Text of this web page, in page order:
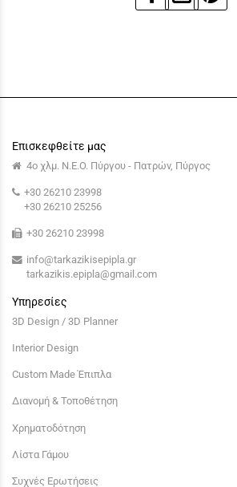
Επισκεφθείτε μας
4ο χλμ. Ν.Ε.Ο. Πύργου - Πατρών, Πύργος
+30 26210 23998
+30 26210 25256
+30 26210 23998
info@tarkazikisepipla.gr
tarkazikis.epipla@gmail.com
Υπηρεσίες
3D Design / 3D Planner
Interior Design
Custom Made Έπιπλα
Διανομή & Τοποθέτηση
Χρηματοδότηση
Λίστα Γάμου
Συχνές Ερωτήσεις